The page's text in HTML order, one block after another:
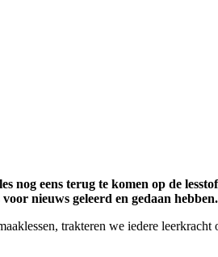
nog eens terug te komen op de
nieuws geleerd en gedaan
trakteren we iedere leerkracht